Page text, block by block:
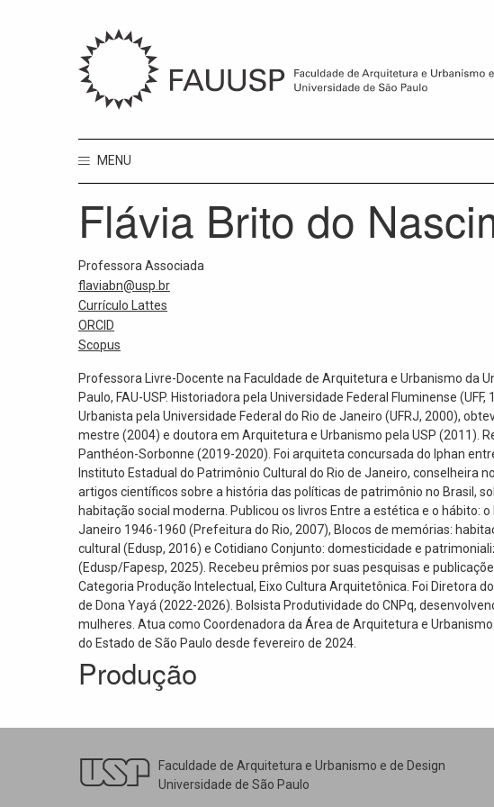
MENU
Flávia Brito do
Professora Associada
flaviabn@usp.br
Currículo Lattes
ORCID
Scopus
Professora Livre-Docente na Faculdade de Arquitetura e Urbanismo da
Paulo, FAU-USP. Historiadora pela Universidade Federal Fluminense
Urbanista pela Universidade Federal do Rio de Janeiro (UFRJ, 2000),
mestre (2004) e doutora em Arquitetura e Urbanismo pela USP (2011).
Panthéon-Sorbonne (2019-2020). Foi arquiteta concursada do Iphan
Instituto Estadual do Patrimônio Cultural do Rio de Janeiro, conselheira
artigos científicos sobre a história das políticas de patrimônio no Brasil,
habitação social moderna. Publicou os livros Entre a estética e o hábito:
Janeiro 1946-1960 (Prefeitura do Rio, 2007), Blocos de memórias:
cultural (Edusp, 2016) e Cotidiano Conjunto: domesticidade e
(Edusp/Fapesp, 2025). Recebeu prêmios por suas pesquisas e
Categoria Produção Intelectual, Eixo Cultura Arquitetônica. Foi Diretora
de Dona Yayá (2022-2026). Bolsista Produtividade do CNPq,
mulheres. Atua como Coordenadora da Área de Arquitetura e
do Estado de São Paulo desde fevereiro de 2024.
Produção
Faculdade de Arquitetura e Urbanismo e de Design
Universidade de São Paulo